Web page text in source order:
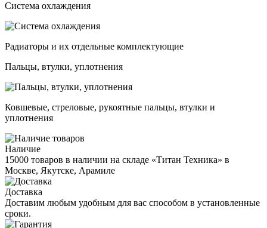
Система охлаждения
Радиаторы и их отдельные комплектующие
Пальцы, втулки, уплотнения
Ковшевые, стреловые, рукоятные пальцы, втулки и
уплотнения
Наличие
15000 товаров в наличии на складе «Титан Техника» в
Москве, Якутске, Арамиле
Доставка
Доставим любым удобным для вас способом в установленные
сроки.